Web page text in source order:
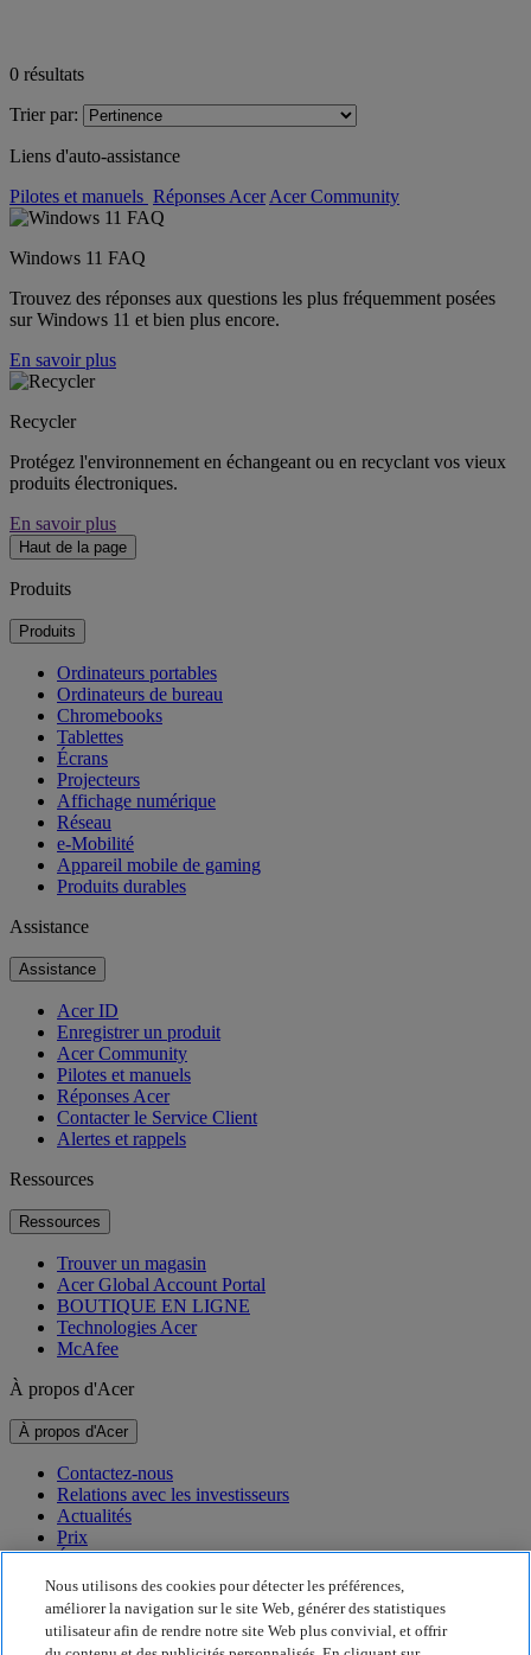
0 résultats
Trier par:
Liens d'auto-assistance
Pilotes et manuels Réponses Acer Acer Community
Windows 11 FAQ
Trouvez des réponses aux questions les plus fréquemment posées
sur Windows 11 et bien plus encore.
En savoir plus
Recycler
Protégez l'environnement en échangeant ou en recyclant vos vieux
produits électroniques.
En savoir plus
Haut de la page
Produits
Produits
Ordinateurs portables
Ordinateurs de bureau
Chromebooks
Tablettes
Écrans
Projecteurs
Affichage numérique
Réseau
e-Mobilité
Appareil mobile de gaming
Produits durables
Assistance
Assistance
Acer ID
Enregistrer un produit
Acer Community
Pilotes et manuels
Réponses Acer
Contacter le Service Client
Alertes et rappels
Ressources
Ressources
Trouver un magasin
Acer Global Account Portal
BOUTIQUE EN LIGNE
Technologies Acer
McAfee
À propos d'Acer
À propos d'Acer
Contactez-nous
Relations avec les investisseurs
Actualités
Prix
Événements
Développement durable
Développement durable
Nous utilisons des cookies pour détecter les préférences,
améliorer la navigation sur le site Web, générer des statistiques
utilisateur afin de rendre notre site Web plus convivial, et offrir